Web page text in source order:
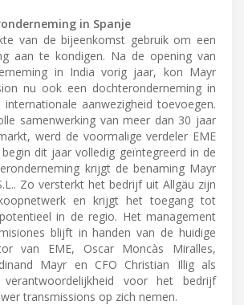
in Spanje
van de bijeenkomst gebruik om een
aan te kondigen. Na de opening van
in India vorig jaar, kon Mayr
nu ook een dochteronderneming in
aanwezigheid toevoegen.
samenwerking van meer dan 30 jaar
werd de voormalige verdeler EME
dit jaar volledig geïntegreerd in de
krijgt de benaming Mayr
Zo versterkt het bedrijf uit Allgäu zijn
en krijgt het toegang tot
in de regio. Het management
blijft in handen van de huidige
van EME, Oscar Moncàs Miralles,
Mayr en CFO Christian Illig als
voor het bedrijf
transmissions op zich nemen.